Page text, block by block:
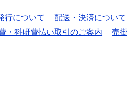
行について 配送・決済について
・科研費払い取引のご案内 売